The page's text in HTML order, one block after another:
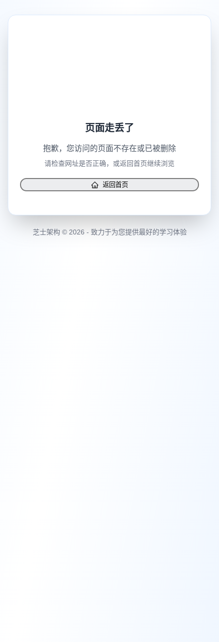
页面走丢了
抱歉，您访问的页面不存在或已被删除
请检查网址是否正确，或返回首页继续浏览
返回首页